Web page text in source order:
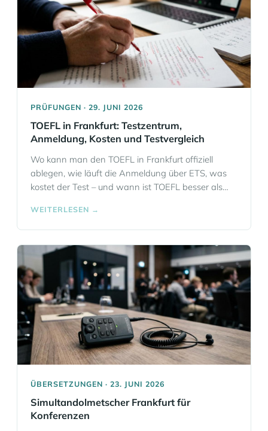
PRÜFUNGEN · 29. JUNI 2026
TOEFL in Frankfurt: Testzentrum,
Anmeldung, Kosten und Testvergleich
Wo kann man den TOEFL in Frankfurt offiziell
ablegen, wie läuft die Anmeldung über ETS, was
kostet der Test – und wann ist TOEFL besser als
WEITERLESEN →
ÜBERSETZUNGEN · 23. JUNI 2026
Simultandolmetscher Frankfurt für
Konferenzen